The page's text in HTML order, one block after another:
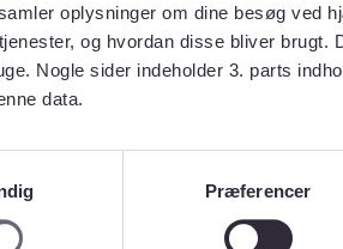
oplysninger om dine besøg ved
og hvordan disse bliver
Nogle sider indeholder 3. parts
data.
Præferencer